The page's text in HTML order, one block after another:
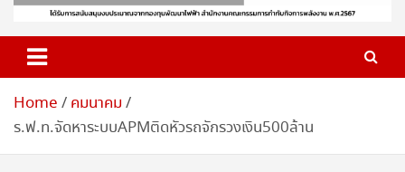
Home
คมนาคม
ร.ฟ.ท.จัดหาระบบAPMติดหัวรถจักรวงเงิน500ล้าน